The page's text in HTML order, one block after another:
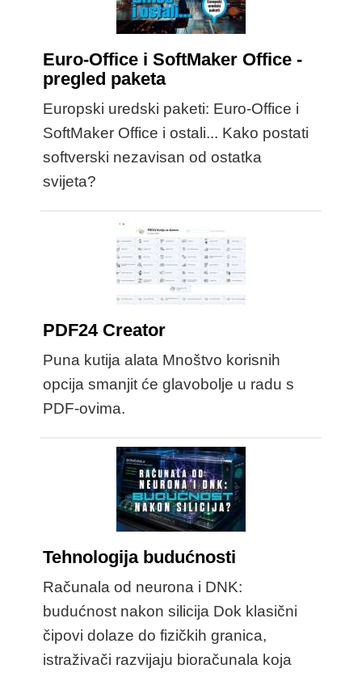
Euro-Office i SoftMaker Office -
pregled paketa
Europski uredski paketi: Euro-Office i
SoftMaker Office i ostali... Kako postati
softverski nezavisan od ostatka
svijeta?
PDF24 Creator
Puna kutija alata Mnoštvo korisnih
opcija smanjit će glavobolje u radu s
PDF-ovima.
Tehnologija budućnosti
Računala od neurona i DNK:
budućnost nakon silicija Dok klasični
čipovi dolaze do fizičkih granica,
istraživači razvijaju bioračunala koja